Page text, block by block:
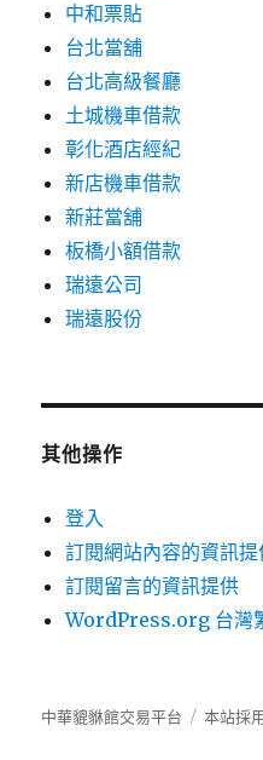
中和票貼
台北當舖
台北高級餐廳
土城機車借款
彰化酒店經紀
新店機車借款
新莊當舖
板橋小額借款
瑞遠公司
瑞遠股份
其他操作
登入
訂閱網站內容的資訊提
訂閱留言的資訊提供
WordPress.org 台灣
中華貔貅館交易平台 本站採